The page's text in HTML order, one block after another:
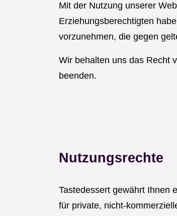
Mit der Nutzung unserer
Erziehungsberechtigten
vorzunehmen, die gegen
Wir behalten uns das Recht
beenden.
Nutzungsrechte
Tastedessert gewährt Ihnen
für private, nicht-